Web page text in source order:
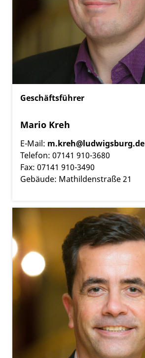
Geschäftsführer
Mario Kreh
E-Mail: m.kreh@ludwigsburg.de
Telefon: 07141 910-3680
Fax: 07141 910-3490
Gebäude: Mathildenstraße 21